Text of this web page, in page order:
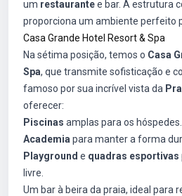
um restaurantee bar. A estrutura
proporciona um ambiente perfeito
Casa Grande Hotel Resort & Spa
Na sétima posição, temos o Casa
Spa, que transmite sofisticação e
famoso por sua incrível vista da
oferecer:
Piscinas amplas para os hóspedes.
Academia para manter a forma
Playground e quadras esportivas
livre.
Um bar à beira da praia, ideal para